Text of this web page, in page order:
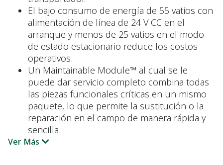
El bajo consumo de energía de 55 vatios con
alimentación de línea de 24 V CC en el
arranque y menos de 25 vatios en el modo
de estado estacionario reduce los costos
operativos.
Un Maintainable Module™ al cual se le
puede dar servicio completo combina todas
las piezas funcionales críticas en un mismo
paquete, lo que permite la sustitución o la
reparación en el campo de manera rápida y
sencilla.
Ver Más